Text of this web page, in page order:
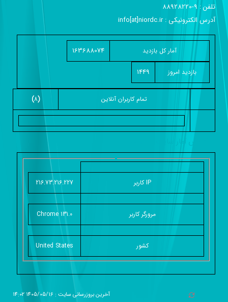
تلفن :‌ 9-88928220
آدرس الکترونیکی :‌ info[at]niordc.ir
آمار کل بازدید 163688074
بازديد امروز 1449
تمام کاربران آنلاين (
8
)
گزارش آمار سایت - خلاصه
IP کاربر 216.73.216.227
مرورگر کاربر Chrome 131.0
کشور United States
آخرین بروزرسانی سایت : 1405/05/16 14:02